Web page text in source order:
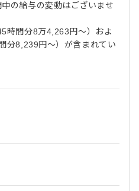
の給与の変動はございませ
時間分8万4,263円～）およ
分8,239円～）が含まれてい